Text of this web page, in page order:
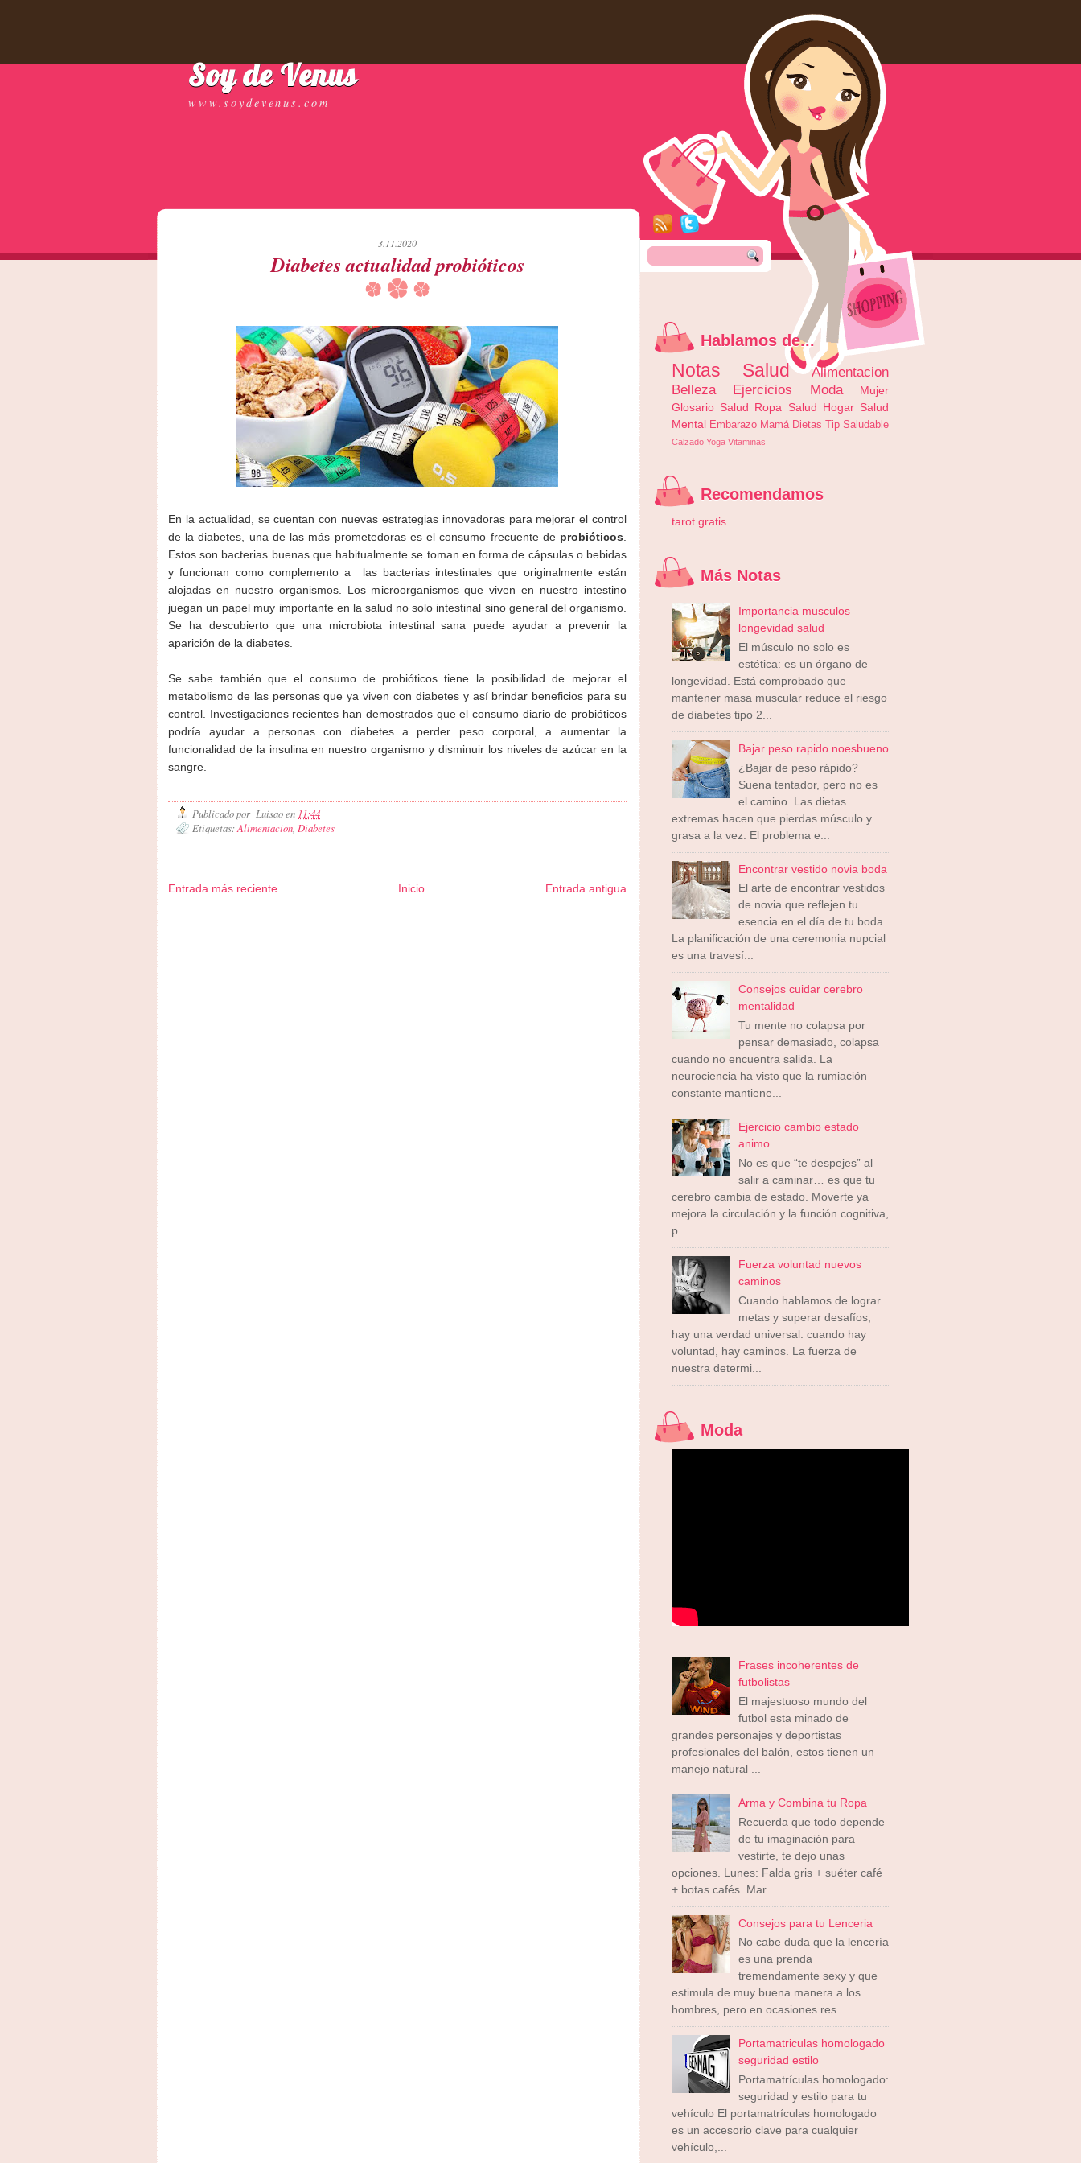
Soy de Venus
www.soydevenus.com
3.11.2020
Diabetes actualidad probióticos
En la actualidad, se cuentan con nuevas estrategias innovadoras para mejorar el control
de la diabetes, una de las más prometedoras es el consumo frecuente de probióticos
Estos son bacterias buenas que habitualmente se toman en forma de cápsulas o bebidas
y funcionan como complemento a las bacterias intestinales que originalmente están
alojadas en nuestro organismos. Los microorganismos que viven en nuestro intestino
juegan un papel muy importante en la salud no solo intestinal sino general del organismo.
Se ha descubierto que una microbiota intestinal sana puede ayudar a prevenir la
aparición de la diabetes.
Se sabe también que el consumo de probióticos tiene la posibilidad de mejorar el
metabolismo de las personas que ya viven con diabetes y así brindar beneficios para su
control. Investigaciones recientes han demostrados que el consumo diario de probióticos
podría ayudar a personas con diabetes a perder peso corporal, a aumentar la
funcionalidad de la insulina en nuestro organismo y disminuir los niveles de azúcar en la
sangre.
Publicado por Luisaoen 11:44
Etiquetas:Alimentacion Diabetes
Entrada más reciente Entrada antigua
Inicio
Hablamos de...
Notas Salud
Alimentacion
Belleza
Ejercicios Moda
Mujer
Glosario Salud Ropa Salud Hogar Salud
Mental Embarazo Mamá Dietas Tip Saludable
Calzado Yoga Vitaminas
Recomendamos
tarot gratis
Más Notas
Importancia musculos
longevidad salud
El músculo no solo es
estética: es un órgano de
longevidad. Está comprobado que
mantener masa muscular reduce el riesgo
de diabetes tipo 2...
Bajar peso rapido noesbueno
¿Bajar de peso rápido?
Suena tentador, pero no es
el camino. Las dietas
extremas hacen que pierdas músculo y
grasa a la vez. El problema e...
Encontrar vestido novia boda
El arte de encontrar vestidos
de novia que reflejen tu
esencia en el día de tu boda
La planificación de una ceremonia nupcial
es una travesí...
Consejos cuidar cerebro
mentalidad
Tu mente no colapsa por
pensar demasiado, colapsa
cuando no encuentra salida. La
neurociencia ha visto que la rumiación
constante mantiene...
Ejercicio cambio estado
animo
No es que “te despejes” al
salir a caminar… es que tu
cerebro cambia de estado. Moverte ya
mejora la circulación y la función cognitiva,
p...
Fuerza voluntad nuevos
caminos
Cuando hablamos de lograr
metas y superar desafíos,
hay una verdad universal: cuando hay
voluntad, hay caminos. La fuerza de
nuestra determi...
Moda
Frases incoherentes de
futbolistas
El majestuoso mundo del
futbol esta minado de
grandes personajes y deportistas
profesionales del balón, estos tienen un
manejo natural ...
Arma y Combina tu Ropa
Recuerda que todo depende
de tu imaginación para
vestirte, te dejo unas
opciones. Lunes: Falda gris + suéter café
+ botas cafés. Mar...
Consejos para tu Lenceria
No cabe duda que la lencería
es una prenda
tremendamente sexy y que
estimula de muy buena manera a los
hombres, pero en ocasiones res...
Portamatriculas homologado
seguridad estilo
Portamatrículas homologado:
seguridad y estilo para tu
vehículo El portamatrículas homologado
es un accesorio clave para cualquier
vehículo,...